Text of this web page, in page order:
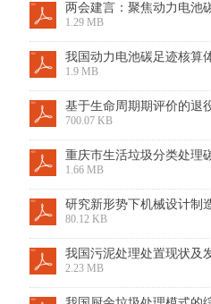
两会建言：聚焦动力电池
1.29 MB
我国动力电池碳足迹核算
1.9 MB
基于生命周期期评价的退
700.07 KB
重庆市生活垃圾分类处理
1.66 MB
研究新形势下机械设计制
80.12 KB
我国污泥处理处置现状及
2.23 MB